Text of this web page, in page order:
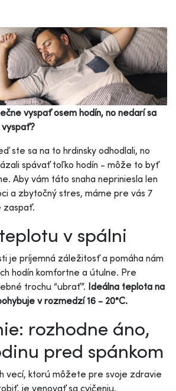
vyspať osem hodín, no nedarí sa
vyspať?
ste sa na to hrdinsky odhodlali, no
spávať toľko hodín - môže to byť
Aby vám táto snaha nepriniesla len
a zbytočný stres, máme pre vás 7
zaspať.
v spálni
je príjemná záležitosť a pomáha nám
hodín komfortne a útulne. Pre
trochu “ubrať”. Ideálna teplota na
v rozmedzí 16 - 20°C.
rozhodne áno,
pred spánkom
vecí, ktorú môžete pre svoje zdravie
je venovať sa cvičeniu.